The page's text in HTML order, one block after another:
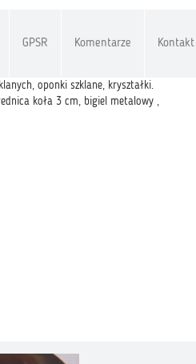
GPSR Komentarze Kontakt
oponki szklane, kryształki.
koła 3 cm, bigiel metalowy ,